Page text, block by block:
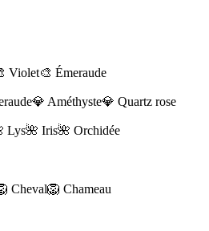
Violet🎨 Émeraude
💎 Améthyste💎 Quartz rose
Lys🌺 Iris🌺 Orchidée
Cheval🦁 Chameau